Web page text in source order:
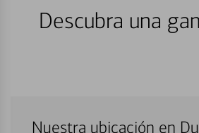
Descubra una
Nuestra ubicación en